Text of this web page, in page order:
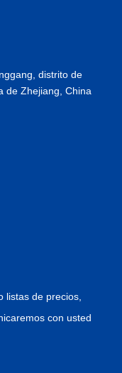
distrito de
de Zhejiang, China
listas de precios,
con usted